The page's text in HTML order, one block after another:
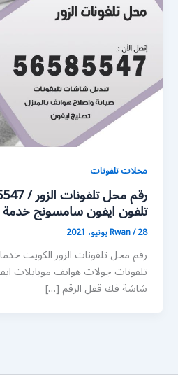
محلات تلفونات
تلفون ايفون سامسونج خدمة
Rwan/28 يونيو، 2021
رقم محل تلفونات الزور الكويت
تلفونات جولات هواتف موبايلات
شاشة فك قفل الرقم […]